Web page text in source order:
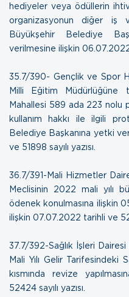
hediyeler veya ödüllerin
organizasyonun diğer iş
Büyükşehir Belediye
verilmesine ilişkin 06.07.2022
35.7/390- Gençlik ve Spor
Milli Eğitim Müdürlüğüne
Mahallesi 589 ada 223 nolu
kullanım hakkı ile ilgili
Belediye Başkanına yetki
ve 51898 sayılı yazısı.
36.7/391-Mali Hizmetler
Meclisinin 2022 mali yılı
ödenek konulmasına ilişkin
ilişkin 07.07.2022 tarihli ve
37.7/392-Sağlık İşleri Dairesi
Mali Yılı Gelir Tarifesindeki
kısmında revize
52424 sayılı yazısı.